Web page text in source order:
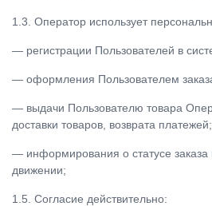
1.3. Оператор использует
— регистрации Пользователей в
— оформления Пользователем
— выдачи Пользователю товара
доставки товаров, возврата платежей;
— информирования о статусе заказа
движении;
1.5. Согласие действительно: